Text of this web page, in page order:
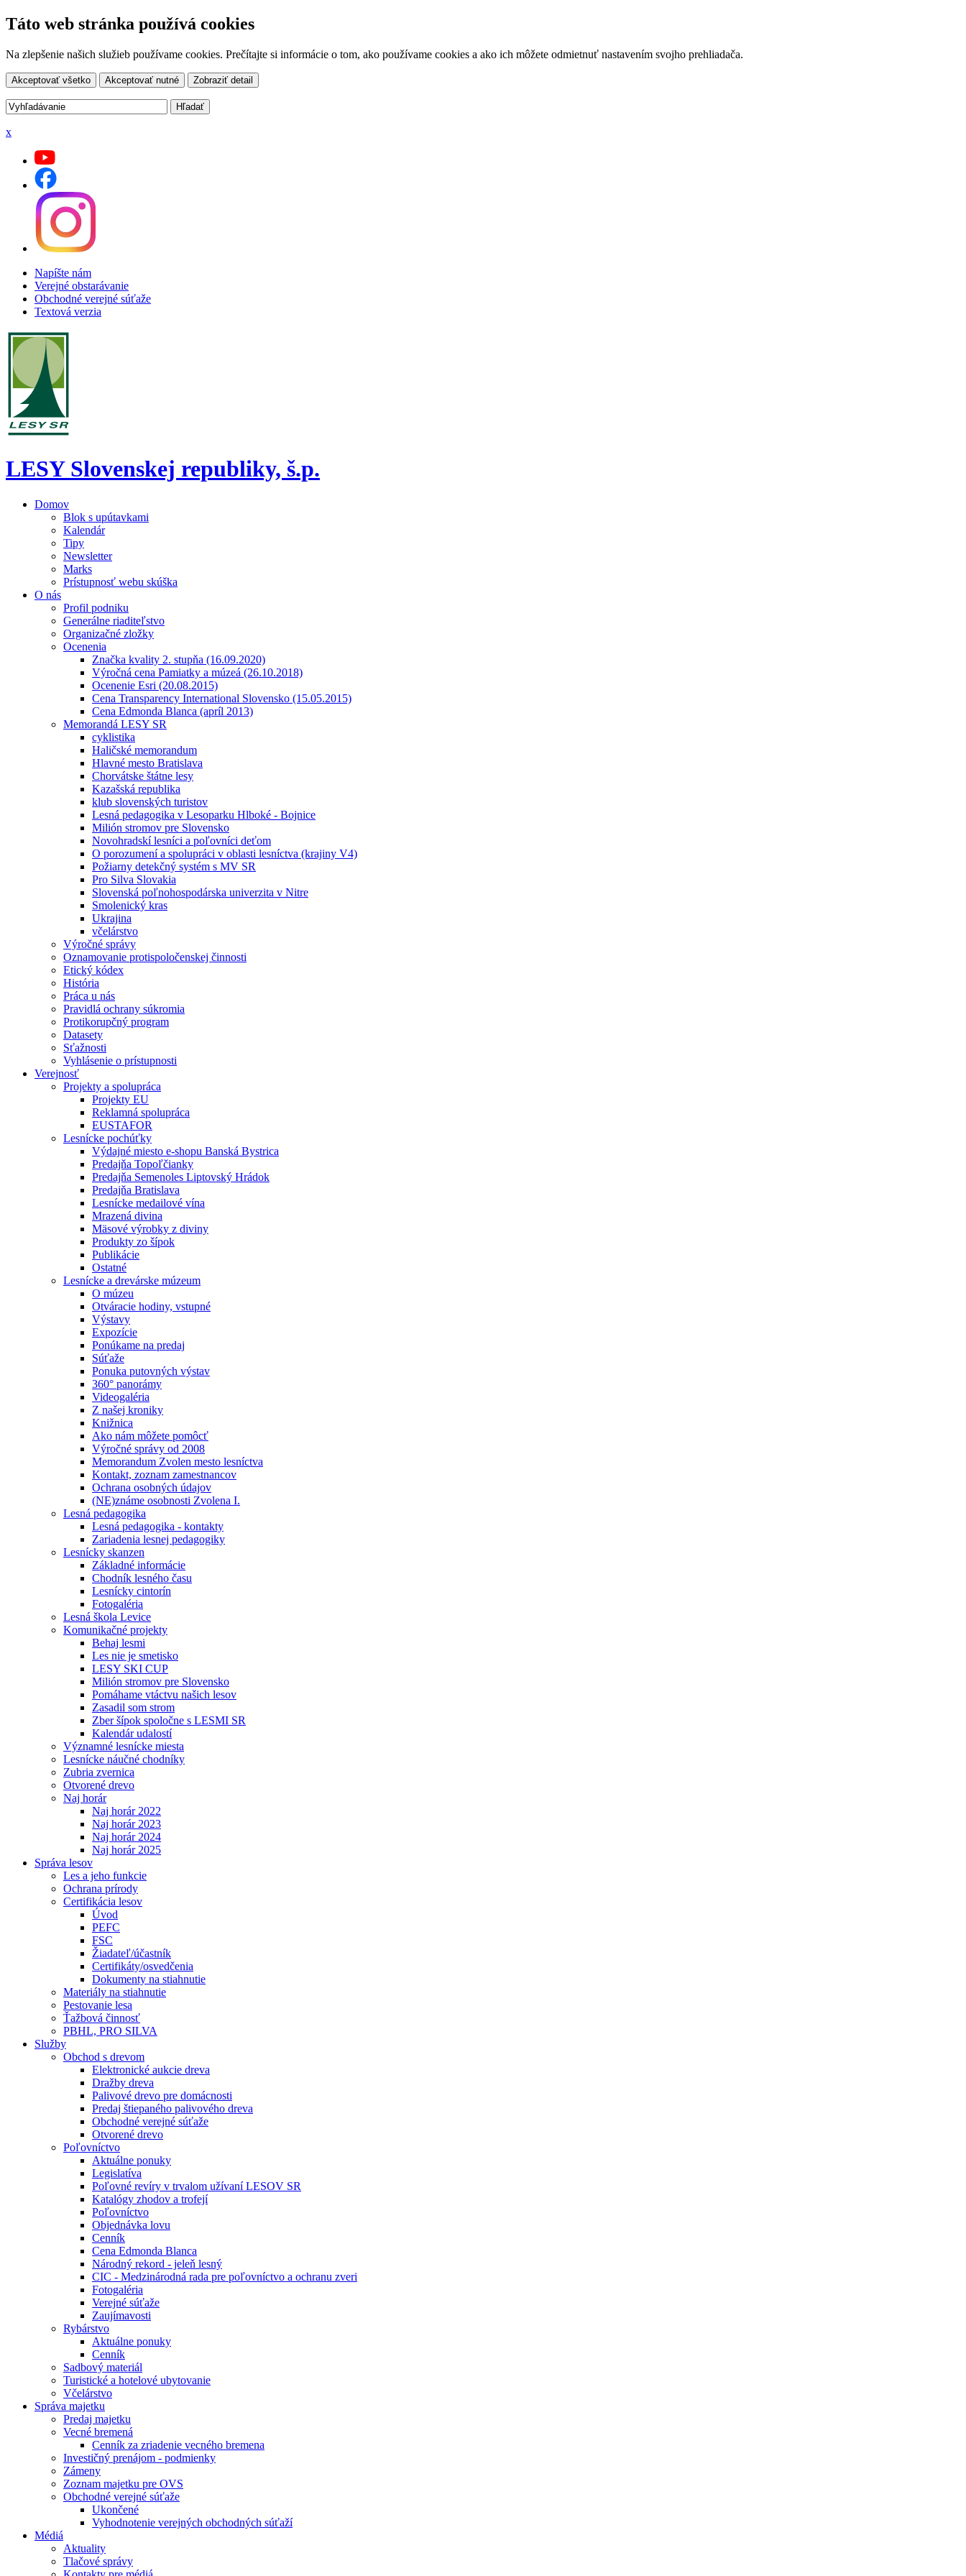
Táto web stránka používá cookies
Na zlepšenie našich služieb používame cookies. Prečítajte si informácie o tom, ako používame cookies a ako ich môžete odmietnuť nastavením svojho prehliadača.
Akceptovať všetko Akceptovať nutné Zobraziť detail
x
Napíšte nám
Verejné obstarávanie
Obchodné verejné súťaže
Textová verzia
LESY Slovenskej republiky, š.p.
Domov
Blok s upútavkami
Kalendár
Tipy
Newsletter
Marks
Prístupnosť webu skúška
O nás
Profil podniku
Generálne riaditeľstvo
Organizačné zložky
Ocenenia
Značka kvality 2. stupňa (16.09.2020)
Výročná cena Pamiatky a múzeá (26.10.2018)
Ocenenie Esri (20.08.2015)
Cena Transparency International Slovensko (15.05.2015)
Cena Edmonda Blanca (apríl 2013)
Memorandá LESY SR
cyklistika
Haličské memorandum
Hlavné mesto Bratislava
Chorvátske štátne lesy
Kazašská republika
klub slovenských turistov
Lesná pedagogika v Lesoparku Hlboké - Bojnice
Milión stromov pre Slovensko
Novohradskí lesníci a poľovníci deťom
O porozumení a spolupráci v oblasti lesníctva (krajiny V4)
Požiarny detekčný systém s MV SR
Pro Silva Slovakia
Slovenská poľnohospodárska univerzita v Nitre
Smolenický kras
Ukrajina
včelárstvo
Výročné správy
Oznamovanie protispoločenskej činnosti
Etický kódex
História
Práca u nás
Pravidlá ochrany súkromia
Protikorupčný program
Datasety
Sťažnosti
Vyhlásenie o prístupnosti
Verejnosť
Projekty a spolupráca
Projekty EU
Reklamná spolupráca
EUSTAFOR
Lesnícke pochúťky
Výdajné miesto e-shopu Banská Bystrica
Predajňa Topoľčianky
Predajňa Semenoles Liptovský Hrádok
Predajňa Bratislava
Lesnícke medailové vína
Mrazená divina
Mäsové výrobky z diviny
Produkty zo šípok
Publikácie
Ostatné
Lesnícke a drevárske múzeum
O múzeu
Otváracie hodiny, vstupné
Výstavy
Expozície
Ponúkame na predaj
Súťaže
Ponuka putovných výstav
360° panorámy
Videogaléria
Z našej kroniky
Knižnica
Ako nám môžete pomôcť
Výročné správy od 2008
Memorandum Zvolen mesto lesníctva
Kontakt, zoznam zamestnancov
Ochrana osobných údajov
(NE)známe osobnosti Zvolena I.
Lesná pedagogika
Lesná pedagogika - kontakty
Zariadenia lesnej pedagogiky
Lesnícky skanzen
Základné informácie
Chodník lesného času
Lesnícky cintorín
Fotogaléria
Lesná škola Levice
Komunikačné projekty
Behaj lesmi
Les nie je smetisko
LESY SKI CUP
Milión stromov pre Slovensko
Pomáhame vtáctvu našich lesov
Zasadil som strom
Zber šípok spoločne s LESMI SR
Kalendár udalostí
Významné lesnícke miesta
Lesnícke náučné chodníky
Zubria zvernica
Otvorené drevo
Naj horár
Naj horár 2022
Naj horár 2023
Naj horár 2024
Naj horár 2025
Správa lesov
Les a jeho funkcie
Ochrana prírody
Certifikácia lesov
Úvod
PEFC
FSC
Žiadateľ/účastník
Certifikáty/osvedčenia
Dokumenty na stiahnutie
Materiály na stiahnutie
Pestovanie lesa
Ťažbová činnosť
PBHL, PRO SILVA
Služby
Obchod s drevom
Elektronické aukcie dreva
Dražby dreva
Palivové drevo pre domácnosti
Predaj štiepaného palivového dreva
Obchodné verejné súťaže
Otvorené drevo
Poľovníctvo
Aktuálne ponuky
Legislatíva
Poľovné revíry v trvalom užívaní LESOV SR
Katalógy zhodov a trofejí
Poľovníctvo
Objednávka lovu
Cenník
Cena Edmonda Blanca
Národný rekord - jeleň lesný
CIC - Medzinárodná rada pre poľovníctvo a ochranu zveri
Fotogaléria
Verejné súťaže
Zaujímavosti
Rybárstvo
Aktuálne ponuky
Cenník
Sadbový materiál
Turistické a hotelové ubytovanie
Včelárstvo
Správa majetku
Predaj majetku
Vecné bremená
Cenník za zriadenie vecného bremena
Investičný prenájom - podmienky
Zámeny
Zoznam majetku pre OVS
Obchodné verejné súťaže
Ukončené
Vyhodnotenie verejných obchodných súťaží
Médiá
Aktuality
Tlačové správy